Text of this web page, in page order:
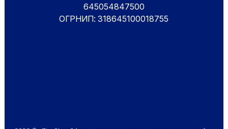
645054847500
ОГРНИП: 318645100018755